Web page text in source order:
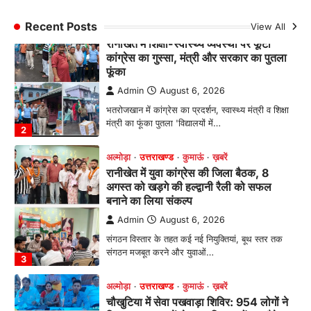
Recent Posts View All
2
3
अल्मोड़ा उत्तराखण्ड कुमाऊं ख़बरें
रानीखेत में युवा कांग्रेस की जिला बैठक, 8
अगस्त को खड़गे की हल्द्वानी रैली को सफल
बनाने का लिया संकल्प
Admin August 6, 2026
संगठन मजबूत करने और युवाओं…
4
अल्मोड़ा उत्तराखण्ड कुमाऊं ख़बरें
चौखुटिया में सेवा पखवाड़ा शिविर: 954 लोगों ने
लिया लाभ, 191 में से 182 शिकायतों का मौके
पर हुआ निस्तारण
Admin August 5, 2026
ने किया प्रतिभाग जिलाधिकारी अंशुल सिंह…